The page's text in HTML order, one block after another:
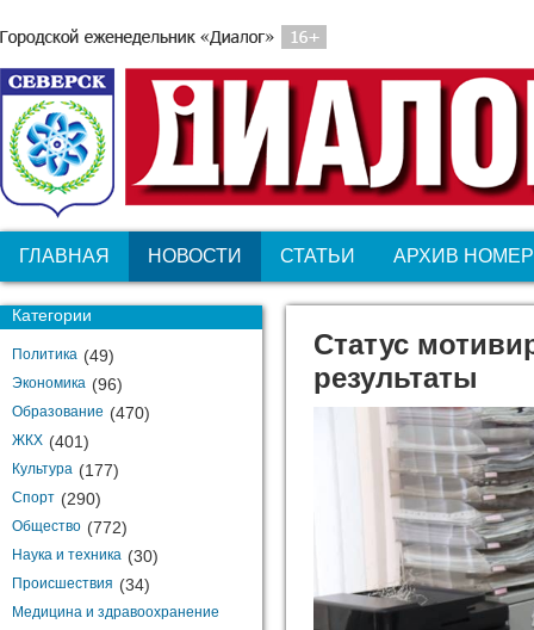
ГЛАВНАЯ НОВОСТИ СТАТЬИ АРХИВ
Категории
Политика (49)
Экономика (96)
Образование (470)
ЖКХ (401)
Культура (177)
Спорт (290)
Общество (772)
Наука и техника (30)
Происшествия (34)
Медицина и здравоохранение
Статус
результаты